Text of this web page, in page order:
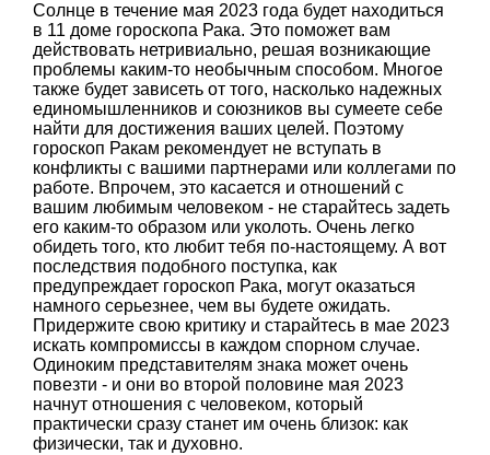
Солнце в течение мая 2023 года будет находиться
в 11 доме гороскопа Рака. Это поможет вам
действовать нетривиально, решая возникающие
проблемы каким-то необычным способом. Многое
также будет зависеть от того, насколько надежных
единомышленников и союзников вы сумеете себе
найти для достижения ваших целей. Поэтому
гороскоп Ракам рекомендует не вступать в
конфликты с вашими партнерами или коллегами по
работе. Впрочем, это касается и отношений с
вашим любимым человеком - не старайтесь задеть
его каким-то образом или уколоть. Очень легко
обидеть того, кто любит тебя по-настоящему. А вот
последствия подобного поступка, как
предупреждает гороскоп Рака, могут оказаться
намного серьезнее, чем вы будете ожидать.
Придержите свою критику и старайтесь в мае 2023
искать компромиссы в каждом спорном случае.
Одиноким представителям знака может очень
повезти - и они во второй половине мая 2023
начнут отношения с человеком, который
практически сразу станет им очень близок: как
физически, так и духовно.